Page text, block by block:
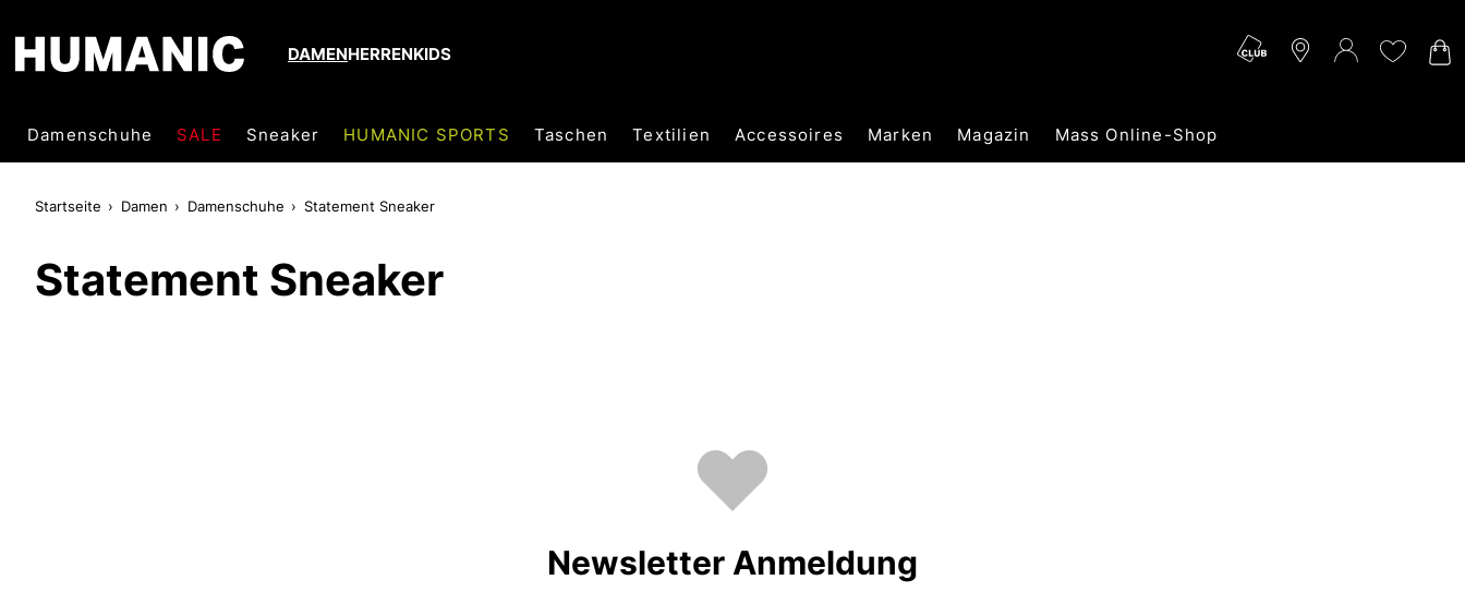
DAMENHERRENKIDS
Damenschuhe SALE Sneaker HUMANIC SPORTS Taschen Textilien Accessoires Marken Magazin Mass Online-Shop
Startseite Damen Damenschuhe Statement Sneaker
Statement Sneaker
Newsletter Anmeldung